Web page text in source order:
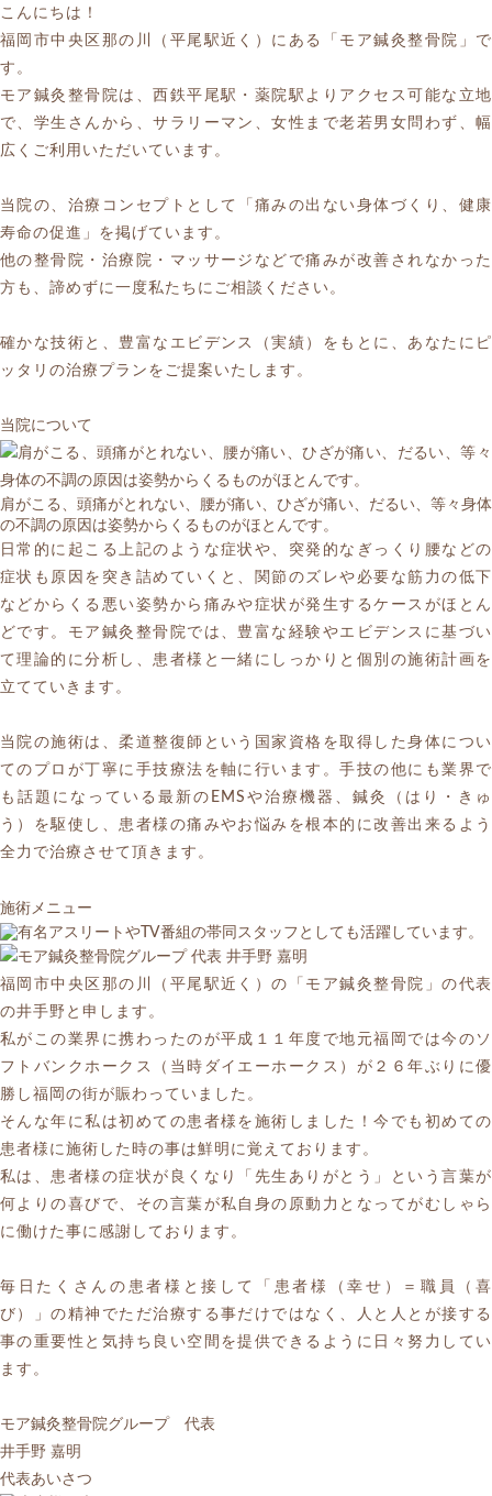
こんにちは！
福岡市中央区那の川（平尾駅近く）にある「モア鍼灸整骨院」で
す。
モア鍼灸整骨院は、西鉄平尾駅・薬院駅よりアクセス可能な立地
で、学生さんから、サラリーマン、女性まで老若男女問わず、幅
広くご利用いただいています。
当院の、治療コンセプトとして
「痛みの出ない身体づくり、健康
寿命の促進」 を掲げています。
他の整骨院・治療院・マッサージなどで痛みが改善されなかった
方も、諦めずに一度私たちにご相談ください。
確かな技術と、豊富なエビデンス（実績）をもとに、あなたにピ
ッタリの治療プランをご提案いたします。
当院について
肩がこる 、 頭痛がとれない、 腰が痛い、 ひざが痛い、 だるい、等々身体
の不調の原因は姿勢からくるものがほとんです。
日常的に起こる上記のような症状や、突発的なぎっくり腰などの
症状も原因を突き詰めていくと、関節のズレや必要な筋力の低下
などからくる悪い姿勢から痛みや症状が発生するケースがほとん
どです。モア鍼灸整骨院では、豊富な経験やエビデンスに基づい
て理論的に分析し、患者様と一緒にしっかりと個別の施術計画を
立てていきます。
当院の施術は、柔道整復師という国家資格を取得した身体につい
てのプロが丁寧に手技療法を軸に行います。手技の他にも業界で
も話題になっている最新のEMSや治療機器、鍼灸（はり・きゅ
う）を駆使し、患者様の痛みやお悩みを根本的に改善出来るよう
全力で治療させて頂きます。
施術メニュー
福岡市中央区那の川（平尾駅近く）の「モア鍼灸整骨院」の代表
の井手野と申します。
私がこの業界に携わったのが平成１１年度で地元福岡では今のソ
フトバンクホークス（当時ダイエーホークス）が２６年ぶりに優
勝し福岡の街が賑わっていました。
そんな年に私は初めての患者様を施術しました！今でも初めての
患者様に施術した時の事は鮮明に覚えております。
私は、患者様の症状が良くなり「先生ありがとう」という言葉が
何よりの喜びで、その言葉が私自身の原動力となってがむしゃら
に働けた事に感謝しております。
毎日たくさんの患者様と接して「患者様（幸せ）＝職員（喜
び）」の精神でただ治療する事だけではなく、人と人とが接する
事の重要性と気持ち良い空間を提供できるように日々努力してい
ます。
モア鍼灸整骨院グループ 代表
井手野 嘉明
代表あいさつ